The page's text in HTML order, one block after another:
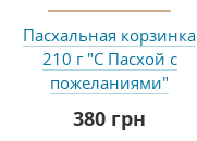
Пасхальная корзинка
210 г "С Пасхой с
пожеланиями"
380 грн